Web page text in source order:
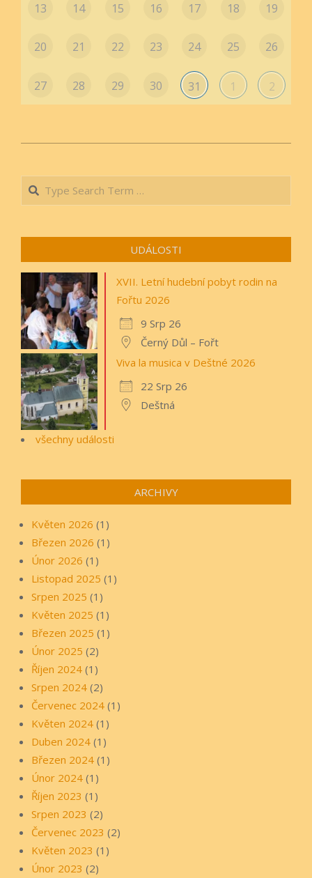
13 14 15 16 17 18 19
20 21 22 23 24 25 26
27 28 29 30 31 1 2
24
Search
UDÁLOSTI
XVII. Letní hudební pobyt rodin na
Fořtu 2026
9 Srp 26
Černý Důl – Fořt
Viva la musica v Deštné 2026
22 Srp 26
Deštná
všechny události
ARCHIVY
Květen 2026 (1)
Březen 2026 (1)
Únor 2026 (1)
Listopad 2025 (1)
Srpen 2025 (1)
Květen 2025 (1)
Březen 2025 (1)
Únor 2025 (2)
Říjen 2024 (1)
Srpen 2024 (2)
Červenec 2024 (1)
Květen 2024 (1)
Duben 2024 (1)
Březen 2024 (1)
Únor 2024 (1)
Říjen 2023 (1)
Srpen 2023 (2)
Červenec 2023 (2)
Květen 2023 (1)
Únor 2023 (2)